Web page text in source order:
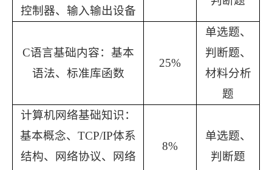
控制器、输入输出设备
C语言基础内容： 基本
语法、标准库函数
25%
单选题、
判断题、
材料分析
题
计算机网络基础知识 ：
基本概念、 TCP/IP体系
结构、网络协议、网络
8%
单选题、
判断题